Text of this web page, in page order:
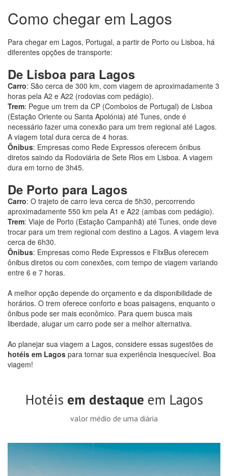
Como chegar em Lagos
Para chegar em Lagos, Portugal, a partir de Porto ou Lisboa, há
diferentes opções de transporte:
De Lisboa para Lagos
Carro: São cerca de 300 km, com viagem de aproximadamente 3
horas pela A2 e A22 (rodovias com pedágio).
Trem: Pegue um trem da CP (Comboios de Portugal) de Lisboa
(Estação Oriente ou Santa Apolónia) até Tunes, onde é
necessário fazer uma conexão para um trem regional até Lagos.
A viagem total dura cerca de 4 horas.
Ônibus: Empresas como Rede Expressos oferecem ônibus
diretos saindo da Rodoviária de Sete Rios em Lisboa. A viagem
dura em torno de 3h45.
De Porto para Lagos
Carro: O trajeto de carro leva cerca de 5h30, percorrendo
aproximadamente 550 km pela A1 e A22 (ambas com pedágio).
Trem: Viaje de Porto (Estação Campanhã) até Tunes, onde deve
trocar para um trem regional com destino a Lagos. A viagem leva
cerca de 6h30.
Ônibus: Empresas como Rede Expressos e FlixBus oferecem
ônibus diretos ou com conexões, com tempo de viagem variando
entre 6 e 7 horas.
A melhor opção depende do orçamento e da disponibilidade de
horários. O trem oferece conforto e boas paisagens, enquanto o
ônibus pode ser mais econômico. Para quem busca mais
liberdade, alugar um carro pode ser a melhor alternativa.
Ao planejar sua viagem a Lagos, considere essas sugestões de
hotéis em Lagos para tornar sua experiência inesquecível. Boa
viagem!
Hotéis em destaque em Lagos
valor médio de uma diária